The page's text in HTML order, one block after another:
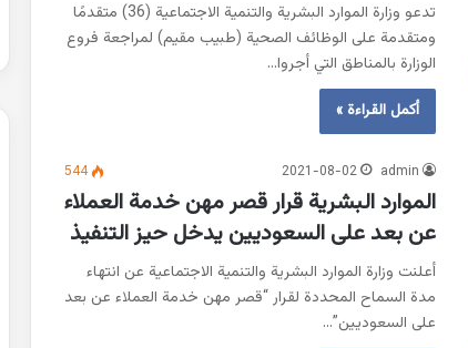
تدعو وزارة الموارد البشرية والتنمية الاجتماعية (36) متقدمًا
ومتقدمة على الوظائف الصحية (طبيب مقيم) لمراجعة فروع
الوزارة بالمناطق التي أجروا…
أكمل القراءة »
admin
2021-08-02
544
الموارد البشرية قرار قصر مهن خدمة العملاء
عن بعد على السعوديين يدخل حيز التنفيذ
أعلنت وزارة الموارد البشرية والتنمية الاجتماعية عن انتهاء
مدة السماح المحددة لقرار “قصر مهن خدمة العملاء عن بعد
على السعوديين”…
حل
شهادة
التعليم
المتوسط
2007